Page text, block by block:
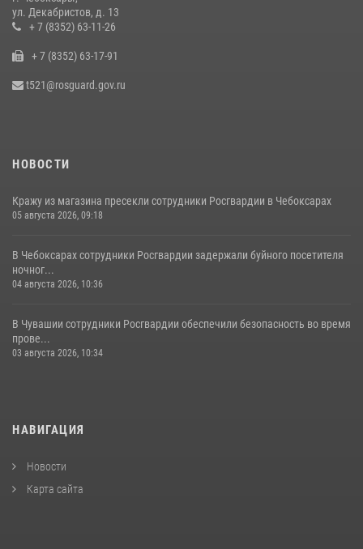
встреча с священнослужителем
Республике напоминает о правилах обращения с оружием
ул. Декабристов, д. 13
+ 7 (8352) 63-11-26
+ 7 (8352) 63-17-91
t521@rosguard.gov.ru
НОВОСТИ
Кражу из магазина пресекли сотрудники Росгвардии в Чебоксарах
05 августа 2026, 09:18
В Чебоксарах сотрудники Росгвардии задержали буйного посетителя
ночног...
04 августа 2026, 10:36
В Чувашии сотрудники Росгвардии обеспечили безопасность во время
прове...
03 августа 2026, 10:34
НАВИГАЦИЯ
Новости
Карта сайта